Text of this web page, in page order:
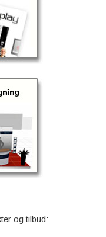
og tilbud: